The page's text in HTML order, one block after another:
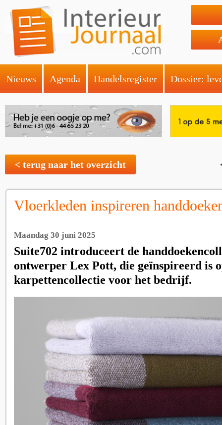
Nieuws Agenda Handelsregister Dossier:
< terug naar het overzicht
Vloerkleden inspireren
Maandag 30 juni 2025
Suite702 introduceert de
ontwerper Lex Pott, die geïnspireerd is
karpettencollectie voor het bedrijf.